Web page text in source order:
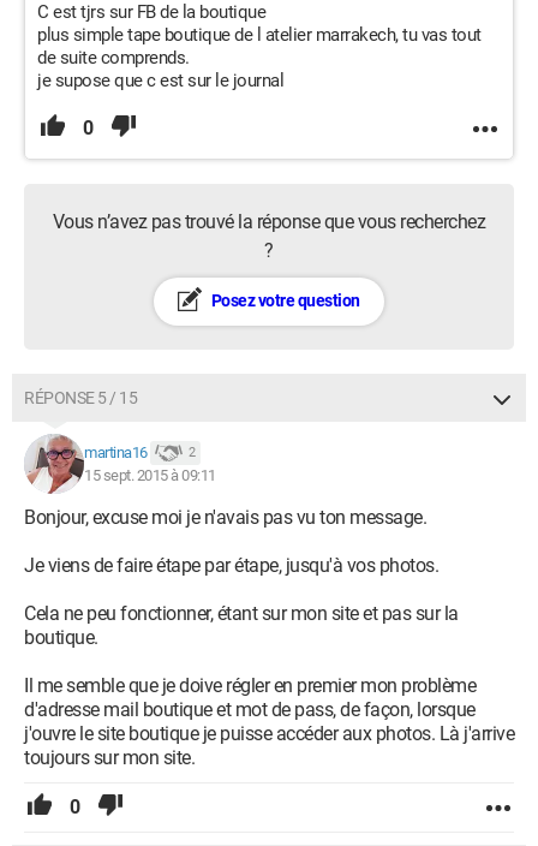
C est tjrs sur FB de la boutique
plus simple tape boutique de l atelier marrakech, tu vas tout
de suite comprends.
je supose que c est sur le journal
0
Vous n’avez pas trouvé la réponse que vous recherchez
?
Posez votre question
RÉPONSE 5 / 15
martina16 2
15 sept. 2015 à 09:11
Bonjour, excuse moi je n'avais pas vu ton message.
Je viens de faire étape par étape, jusqu'à vos photos.
Cela ne peu fonctionner, étant sur mon site et pas sur la
boutique.
Il me semble que je doive régler en premier mon problème
d'adresse mail boutique et mot de pass, de façon, lorsque
j'ouvre le site boutique je puisse accéder aux photos. Là j'arrive
toujours sur mon site.
0